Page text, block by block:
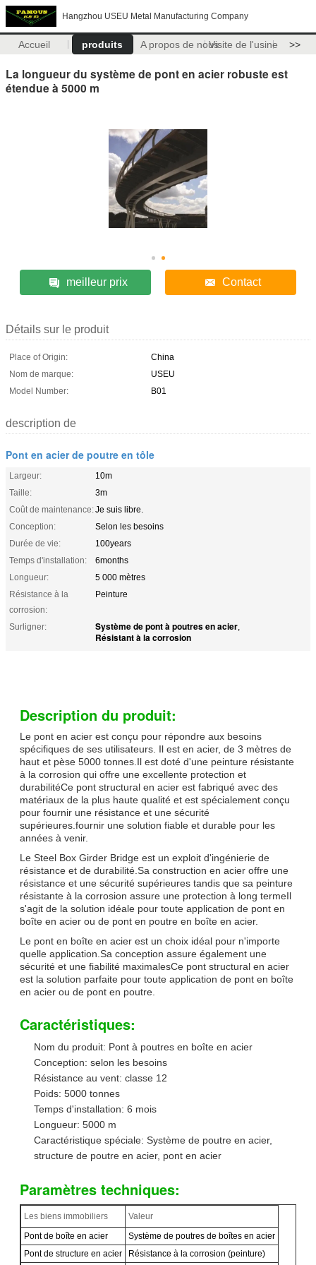
Hangzhou USEU Metal Manufacturing Company
Accueil produits A propos de nousVisite de l'usine >>
La longueur du système de pont en acier robuste est
étendue à 5000 m
meilleur prix Contact
Détails sur le produit
Place of Origin:
China
Nom de marque:
USEU
Model Number:
B01
description de
Pont en acier de poutre en tôle
Largeur:
10m
Taille:
3m
Coût de maintenance:Je suis libre.
Conception:
Selon les besoins
Durée de vie:
100years
Temps d'installation:
6months
Longueur:
5 000 mètres
Résistance à la
corrosion:
Peinture
Surligner: Système de pont à poutres en acier,
Résistant à la corrosion
Description du produit:
Le pont en acier est conçu pour répondre aux besoins
spécifiques de ses utilisateurs. Il est en acier, de 3 mètres de
haut et pèse 5000 tonnes.Il est doté d'une peinture résistante
à la corrosion qui offre une excellente protection et
durabilitéCe pont structural en acier est fabriqué avec des
matériaux de la plus haute qualité et est spécialement conçu
pour fournir une résistance et une sécurité
supérieures.fournir une solution fiable et durable pour les
années à venir.
Le Steel Box Girder Bridge est un exploit d'ingénierie de
résistance et de durabilité.Sa construction en acier offre une
résistance et une sécurité supérieures tandis que sa peinture
résistante à la corrosion assure une protection à long termeIl
s'agit de la solution idéale pour toute application de pont en
boîte en acier ou de pont en poutre en boîte en acier.
Le pont en boîte en acier est un choix idéal pour n'importe
quelle application.Sa conception assure également une
sécurité et une fiabilité maximalesCe pont structural en acier
est la solution parfaite pour toute application de pont en boîte
en acier ou de pont en poutre.
Caractéristiques:
Nom du produit: Pont à poutres en boîte en acier
Conception: selon les besoins
Résistance au vent: classe 12
Poids: 5000 tonnes
Temps d'installation: 6 mois
Longueur: 5000 m
Caractéristique spéciale: Système de poutre en acier,
structure de poutre en acier, pont en acier
Paramètres techniques:
Les biens immobiliers
Valeur
Pont de boîte en acier
Système de poutres de boîtes en acier
Pont de structure en acier
Résistance à la corrosion (peinture)